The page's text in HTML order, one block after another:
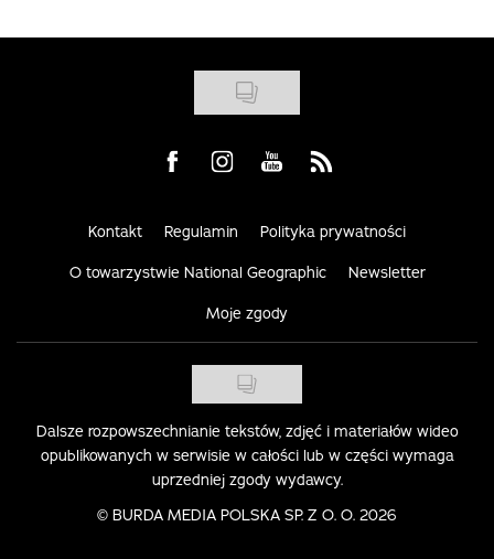
Visit us on Facebook
Visit us on Instagram
Visit us on Youtube
Visit us on Rss
Kontakt Regulamin Polityka prywatności
O towarzystwie National Geographic Newsletter
Moje zgody
Dalsze rozpowszechnianie tekstów, zdjęć i materiałów wideo
opublikowanych w serwisie w całości lub w części wymaga
uprzedniej zgody wydawcy.
© BURDA MEDIA POLSKA SP. Z O. O. 2026